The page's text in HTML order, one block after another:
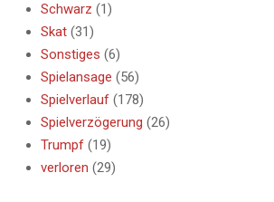
Schwarz (1)
Skat (31)
Sonstiges (6)
Spielansage (56)
Spielverlauf (178)
Spielverzögerung (26)
Trumpf (19)
verloren (29)